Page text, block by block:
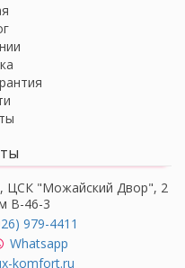
ЦСК "Можайский Двор", 2
В-46-3
979-4411
Whatsapp
komfort.ru